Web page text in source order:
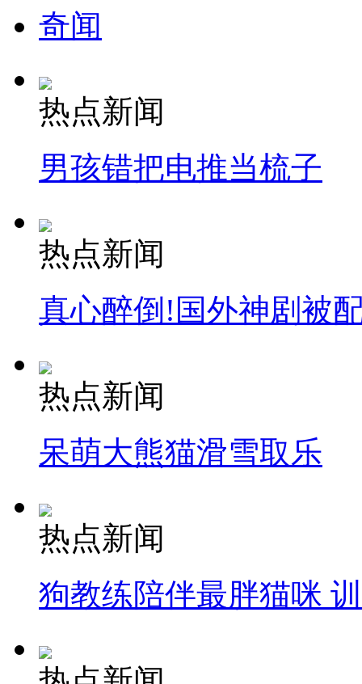
奇闻
热点新闻
男孩错把电推当梳子
热点新闻
真心醉倒!国外神剧被
热点新闻
呆萌大熊猫滑雪取乐
热点新闻
狗教练陪伴最胖猫咪